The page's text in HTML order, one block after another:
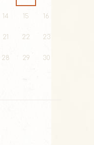
14 15 16
21 22 23
28 29 30